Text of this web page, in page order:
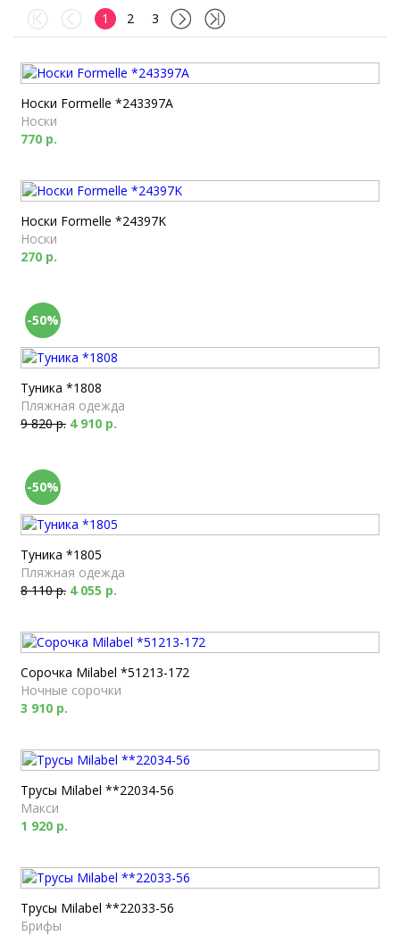
1 2 3
Носки Formelle *243397A
Носки
770 р.
Носки Formelle *24397K
Носки
270 р.
-50%
Туника *1808
Пляжная одежда
9 820 р. 4 910 р.
-50%
Туника *1805
Пляжная одежда
8 110 р. 4 055 р.
Сорочка Milabel *51213-172
Ночные сорочки
3 910 р.
Трусы Milabel **22034-56
Макси
1 920 р.
Трусы Milabel **22033-56
Брифы